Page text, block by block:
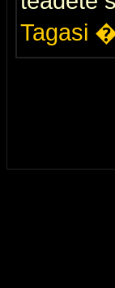
Tagasi